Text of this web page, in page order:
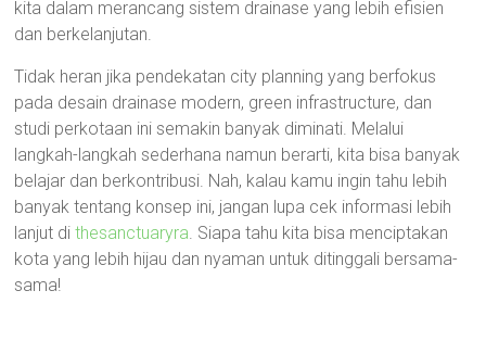
kita dalam merancang sistem drainase yang lebih efisien
dan berkelanjutan.
Tidak heran jika pendekatan city planning yang berfokus
pada desain drainase modern, green infrastructure, dan
studi perkotaan ini semakin banyak diminati. Melalui
langkah-langkah sederhana namun berarti, kita bisa banyak
belajar dan berkontribusi. Nah, kalau kamu ingin tahu lebih
banyak tentang konsep ini, jangan lupa cek informasi lebih
lanjut dithesanctuaryra. Siapa tahu kita bisa menciptakan
kota yang lebih hijau dan nyaman untuk ditinggali bersama-
sama!